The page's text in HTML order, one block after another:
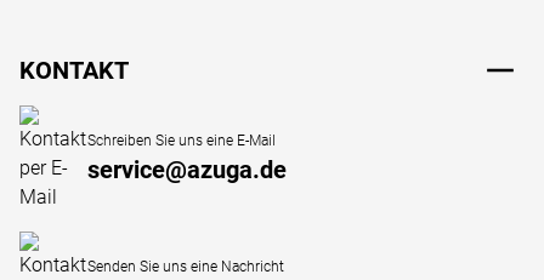
KONTAKT
Schreiben Sie uns eine E-Mail
service@azuga.de
Senden Sie uns eine Nachricht